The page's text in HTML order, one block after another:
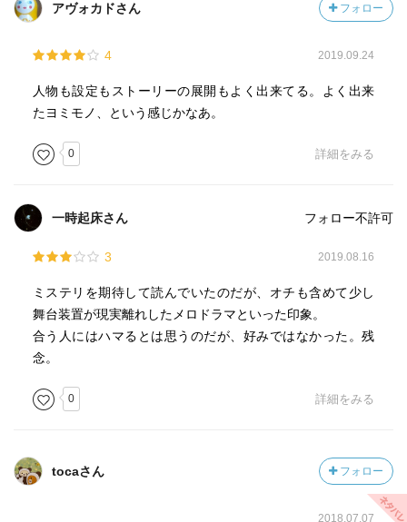
アヴォカドさん フォロー
4 2019.09.24
人物も設定もストーリーの展開もよく出来てる。よく出来
たヨミモノ、という感じかなあ。
0 詳細をみる
一時起床さん フォロー不許可
3 2019.08.16
ミステリを期待して読んでいたのだが、オチも含めて少し
舞台装置が現実離れしたメロドラマといった印象。
合う人にはハマるとは思うのだが、好みではなかった。残
念。
0 詳細をみる
tocaさん フォロー
2018.07.07